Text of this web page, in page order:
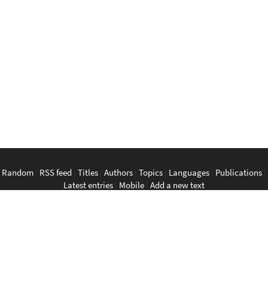
Random RSS feed Titles Authors Topics Languages Publications
Latest entries Mobile Add a new text